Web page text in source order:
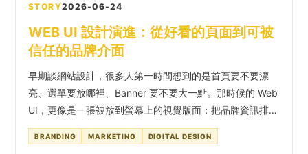
STORY2026-06-24
WEB UI 設計演進：從好看的頁面到可被
信任的品牌介面
早期談網站設計，很多人第一時間想到的是首頁要不要漂
亮、選單要放哪裡、Banner 要不要大一點。那時候的 Web
UI，更像是一張被放到螢幕上的視覺版面：把品牌資訊排
好，把產品照片放上去，再讓使用者可以找到電話或表單。
但今天的網站早就不只是線上型錄。它可能是品牌第一次被
BRANDING MARKETING DIGITAL DESIGN